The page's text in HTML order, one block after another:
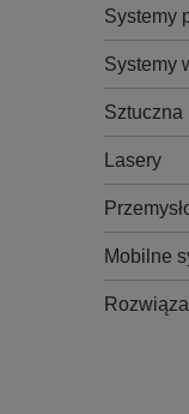
Systemy
Systemy
Sztuczna
Lasery
Mobilne